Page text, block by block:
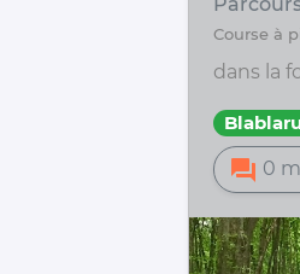
course à
dans la
forum 0